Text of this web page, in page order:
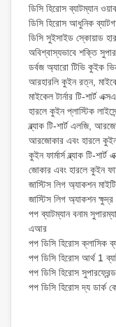
ডিসি হিরোস ব্যাটম্যান
ডিসি হিরোস আধুনিক
ডিসি সুইসাইড স্কোয়াড
অবিশ্বাস্যভাবে শক্তি
ডর্বজ অ্যারো টিভি কুইক
আরহারলি কুইন রত্ন,
মাইকেল টার্নার টি-শার্ট
হারলে কুইন প্লাস্টিক
ব্ল্যাক টি-শার্ট এলজি,
আরজোকার এবং হারলে কুইন
কুইন ফার্মার্স ব্ল্যাক টি-
জোকার এবং হারলে কুইন
জাস্টিস লিগ অ্যাকশন
জাস্টিস লিগ অ্যাকশন
পপ ব্যাটম্যান বনাম
এআর
পপ ডিসি হিরোস ক্লাসিক
পপ ডিসি হিরোস আর্থ 1
পপ ডিসি হিরোস
পপ ডিসি হিরোস দ্য ডার্ক